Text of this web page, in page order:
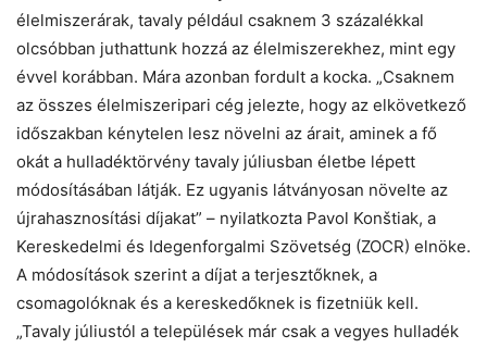
élelmiszerárak, tavaly például csaknem 3 százalékkal
olcsóbban juthattunk hozzá az élelmiszerekhez, mint egy
évvel korábban. Mára azonban fordult a kocka. „Csaknem
az összes élelmiszeripari cég jelezte, hogy az elkövetkező
időszakban kénytelen lesz növelni az árait, aminek a fő
okát a hulladéktörvény tavaly júliusban életbe lépett
módosításában látják. Ez ugyanis látványosan növelte az
újrahasznosítási díjakat” – nyilatkozta Pavol Konštiak, a
Kereskedelmi és Idegenforgalmi Szövetség (ZOCR) elnöke.
A módosítások szerint a díjat a terjesztőknek, a
csomagolóknak és a kereskedőknek is fizetniük kell.
„Tavaly júliustól a települések már csak a vegyes hulladék
Helló! Miben segíthetek ma?